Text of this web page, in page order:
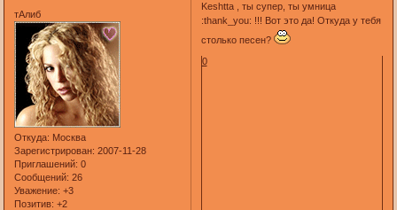
тАлиб
Откуда: Москва
Зарегистрирован: 2007-11-28
Приглашений: 0
Сообщений: 26
Уважение: +3
Позитив: +2
Keshtta , ты супер, ты умница
:thank_you: !!! Вот это да! Откуда у тебя
столько песен?
0